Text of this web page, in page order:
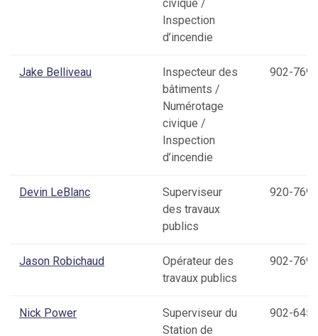
civique /
Inspection
d’incendie
Jake Belliveau
Inspecteur des
bâtiments /
Numérotage
civique /
Inspection
d’incendie
902-
Devin LeBlanc
Superviseur
des travaux
publics
920-
Jason Robichaud
Opérateur des
travaux publics
902-
Nick Power
Superviseur du
Station de
902-